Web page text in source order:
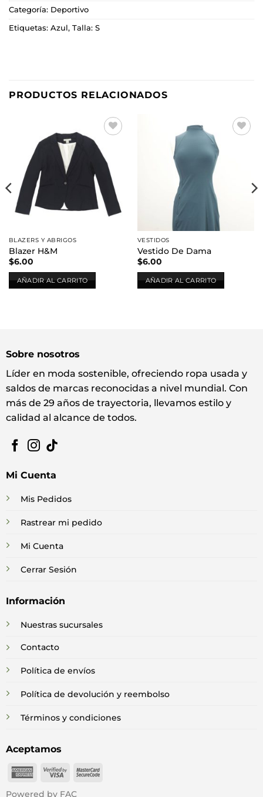
Categoría: Deportivo
Etiquetas: Azul, Talla: S
PRODUCTOS RELACIONADOS
Añadir
a la
lista de
deseos
BLAZERS Y ABRIGOS
Blazer H&M
$6.00
AÑADIR AL CARRITO
VESTIDOS
Vestido De Dama
$6.00
AÑADIR AL CARRITO
Sobre nosotros
Líder en moda sostenible, ofreciendo ropa usada y
saldos de marcas reconocidas a nivel mundial. Con
más de 29 años de trayectoria, llevamos estilo y
calidad al alcance de todos.
Mi Cuenta
Mis Pedidos
Rastrear mi pedido
Mi Cuenta
Cerrar Sesión
Información
Nuestras sucursales
Contacto
Política de envíos
Política de devolución y reembolso
Términos y condiciones
Aceptamos
American
Visa
MasterCard
Powered by FAC